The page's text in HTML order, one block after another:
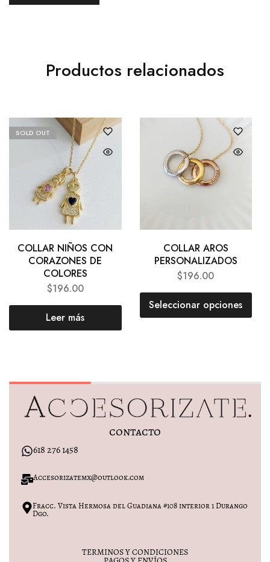
Productos relacionados
SOLD OUT
COLLAR NIÑOS CON
CORAZONES DE
COLORES
$196.00
Leer más
COLLAR AROS
PERSONALIZADOS
$196.00
Seleccionar opciones
contacto
618 276 1458
Accesorizatemx@outlook.com
Fracc. Vista Hermosa del Guadiana #108 interior 1 Durango
Dgo.
TERMINOS Y CONDICIONES